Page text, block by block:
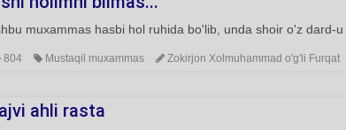
muxammas hasbi hol ruhida bo'lib, unda shoir o'z dard-
804 Mustaqil muxammas Zokirjon Xolmuhammad o'g'li Furqat
ahli rasta